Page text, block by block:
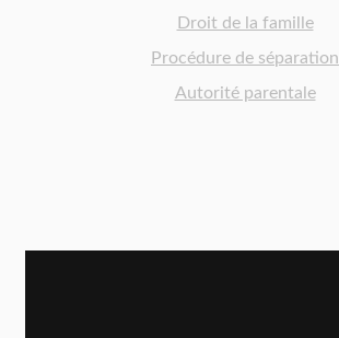
Droit de la famille
Procédure de séparation
Autorité parentale